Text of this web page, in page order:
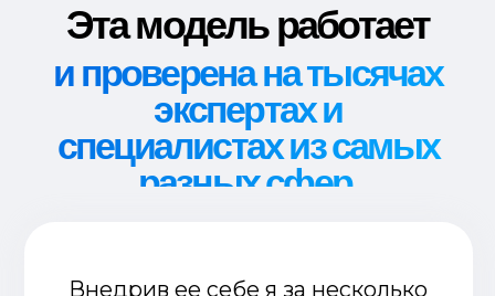
это рабочая тетрадь, в которой
наглядно расписан каждый этап, и
Я РАЗРАБОТАЛ
ВОРКБУК ПРАКТИКУМА